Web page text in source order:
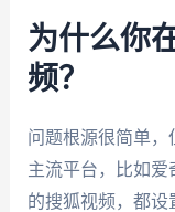
为什么你
频？
问题根源很简单，
主流平台，比如爱
的搜狐视频，都设